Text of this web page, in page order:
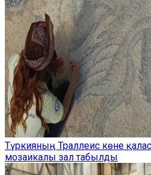
Түркияның Траллеис көне
мозаикалы зал табылды